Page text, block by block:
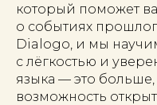
который поможет
о событиях
Dialogo, и мы
с лёгкостью и
языка — это
возможность